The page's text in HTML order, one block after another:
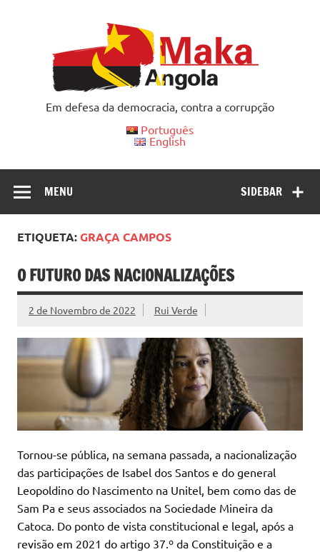
Em defesa da democracia, contra a corrupção
Português
English
SIDEBAR
MENU
ETIQUETA:GRAÇA CAMPOS
O FUTURO DAS NACIONALIZAÇÕES
2 de Novembro de 2022 Rui Verde
Tornou-se pública, na semana passada, a nacionalização
das participações de Isabel dos Santos e do general
Leopoldino do Nascimento na Unitel, bem como das de
Sam Pa e seus associados na Sociedade Mineira da
Catoca. Do ponto de vista constitucional e legal, após a
revisão em 2021 do artigo 37.º da Constituição e a